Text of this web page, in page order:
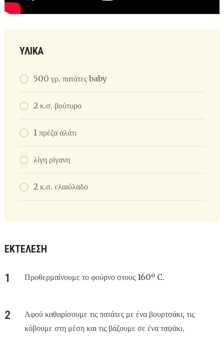
ΥΛΙΚΆ
500 γρ. πατάτες baby
2 κ.σ. βούτυρο
1 πρέζα αλάτι
λίγη ρίγανη
2 κ.σ. ελαιόλαδο
ΕΚΤΈΛΕΣΗ
Προθερμαίνουμε το φούρνο στους 160º C.
Αφού καθαρίσουμε τις πατάτες με ένα βουρτσάκι, τις
κόβουμε στη μέση και τις βάζουμε σε ένα ταψάκι.